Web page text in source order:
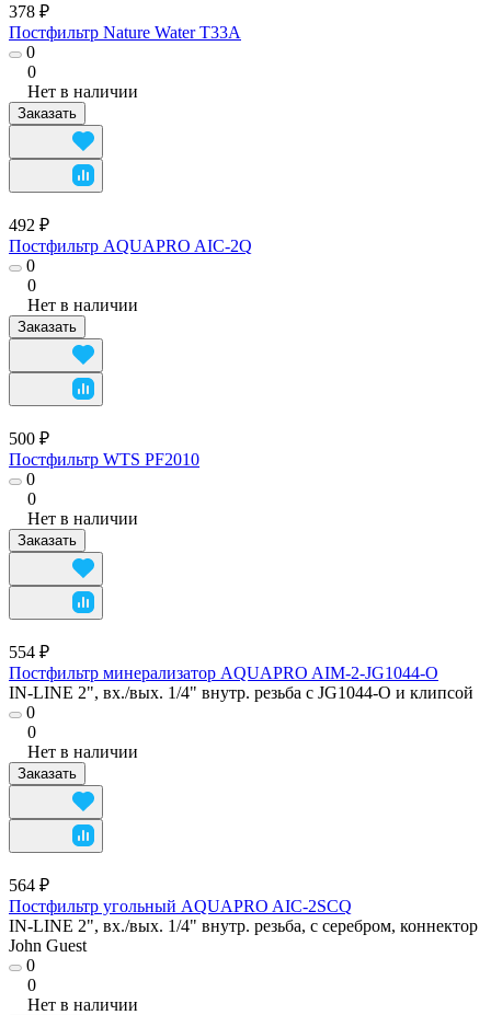
378 ₽
Постфильтр Nature Water T33A
0
0
Нет в наличии
Заказать
492 ₽
Постфильтр AQUAPRO AIC-2Q
0
0
Нет в наличии
Заказать
500 ₽
Постфильтр WTS PF2010
0
0
Нет в наличии
Заказать
554 ₽
Постфильтр минерализатор AQUAPRO AIM-2-JG1044-O
IN-LINE 2", вх./вых. 1/4" внутр. резьба с JG1044-O и клипсой
0
0
Нет в наличии
Заказать
564 ₽
Постфильтр угольный AQUAPRO AIC-2SCQ
IN-LINE 2", вх./вых. 1/4" внутр. резьба, с серебром, коннектор
John Guest
0
0
Нет в наличии